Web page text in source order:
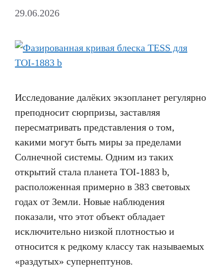
29.06.2026
Исследование далёких экзопланет регулярно
преподносит сюрпризы, заставляя
пересматривать представления о том,
какими могут быть миры за пределами
Солнечной системы. Одним из таких
открытий стала планета TOI-1883 b,
расположенная примерно в 383 световых
годах от Земли. Новые наблюдения
показали, что этот объект обладает
исключительно низкой плотностью и
относится к редкому классу так называемых
«раздутых» супернептунов.